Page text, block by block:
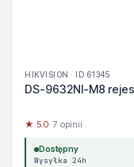
HIKVISION · ID 61345
DS-9632NI-M8
★ 5.0· 7 opinii
Dostępny
Wysyłka 24h